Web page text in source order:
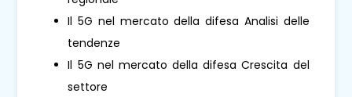
Il 5G nel mercato della difesa Analisi delle
tendenze
Il 5G nel mercato della difesa Crescita del
settore